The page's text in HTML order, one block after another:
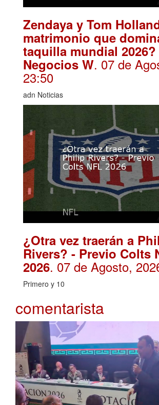
Zendaya y Tom
matrimonio que
taquilla mundial 2026?
Negocios W. 07 de
23:50
adn Noticias
¿Otra vez traerán a
Rivers? - Previo Colts
2026. 07 de Agosto,
Primero y 10
comentarista